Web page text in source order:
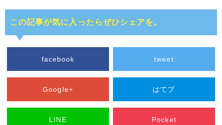
この記事が気に入ったらぜひシェアを。
facebook tweet
Google+ はてブ
LINE Pocket